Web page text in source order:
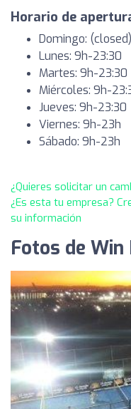
Horario de
Domingo: (closed)
Lunes: 9h-23:30
Martes: 9h-23:30
Miércoles: 9h-
Jueves: 9h-23:30
Viernes: 9h-23h
Sábado: 9h-23h
¿Quieres solicitar un
¿Es esta tu empresa?
su información
Fotos de Win